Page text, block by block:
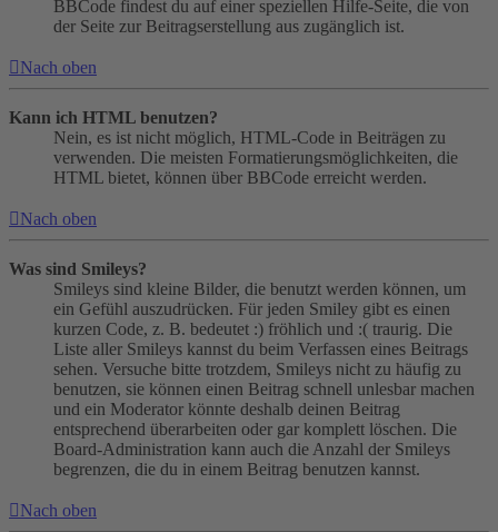
BBCode findest du auf einer speziellen Hilfe-Seite, die von
der Seite zur Beitragserstellung aus zugänglich ist.
Nach oben
Kann ich HTML benutzen?
Nein, es ist nicht möglich, HTML-Code in Beiträgen zu
verwenden. Die meisten Formatierungsmöglichkeiten, die
HTML bietet, können über BBCode erreicht werden.
Nach oben
Was sind Smileys?
Smileys sind kleine Bilder, die benutzt werden können, um
ein Gefühl auszudrücken. Für jeden Smiley gibt es einen
kurzen Code, z. B. bedeutet :) fröhlich und :( traurig. Die
Liste aller Smileys kannst du beim Verfassen eines Beitrags
sehen. Versuche bitte trotzdem, Smileys nicht zu häufig zu
benutzen, sie können einen Beitrag schnell unlesbar machen
und ein Moderator könnte deshalb deinen Beitrag
entsprechend überarbeiten oder gar komplett löschen. Die
Board-Administration kann auch die Anzahl der Smileys
begrenzen, die du in einem Beitrag benutzen kannst.
Nach oben